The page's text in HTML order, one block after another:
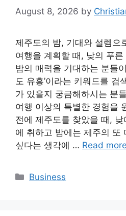
August 8, 2026 by
제주도의 밤, 기대와 설렘으
여행을 계획할 때, 낮의 푸
밤의 매력을 기대하는 분들
도 유흥’이라는 키워드를 검
가 있을지 궁금해하시는 분
여행 이상의 특별한 경험을
전에 제주도를 찾았을 때,
에 취하고 밤에는 제주의 또
싶다는 생각에 … Read more
Categories
Business